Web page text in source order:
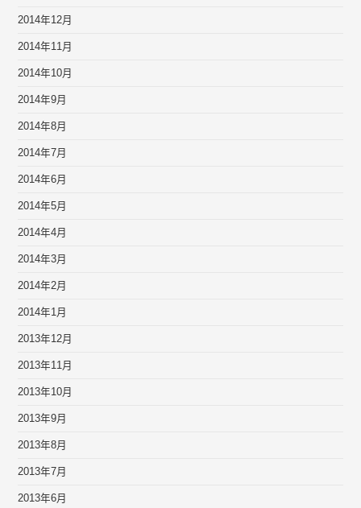
2014年12月
2014年11月
2014年10月
2014年9月
2014年8月
2014年7月
2014年6月
2014年5月
2014年4月
2014年3月
2014年2月
2014年1月
2013年12月
2013年11月
2013年10月
2013年9月
2013年8月
2013年7月
2013年6月